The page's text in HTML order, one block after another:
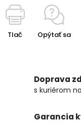
Tlač Opýtať sa
Doprava
s kuriérom
Garancia